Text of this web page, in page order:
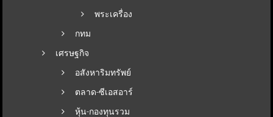
พระเครื่อง
กทม
เศรษฐกิจ
อสังหาริมทรัพย์
ตลาด-ซีเอสอาร์
หุ้น-กองทุนรวม